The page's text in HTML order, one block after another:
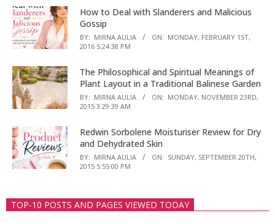
How to Deal with Slanderers and Malicious
Gossip
BY: MIRNA AULIA ON: MONDAY, FEBRUARY 1ST,
2016 5:24:38 PM
The Philosophical and Spiritual Meanings of
Plant Layout in a Traditional Balinese Garden
BY: MIRNA AULIA ON: MONDAY, NOVEMBER 23RD,
2015 3:29:39 AM
Redwin Sorbolene Moisturiser Review for Dry
and Dehydrated Skin
BY: MIRNA AULIA ON: SUNDAY, SEPTEMBER 20TH,
2015 5:55:00 PM
TOP-10 POSTS AND PAGES VIEWED TODAY